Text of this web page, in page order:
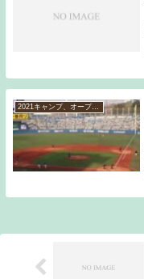
2021キャンプ、オープン戦など